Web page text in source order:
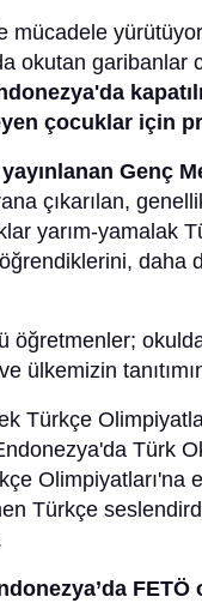
mücadele
okutan garibanlar
çocuklar için
Genç
çıkarılan,
yarım-yamalak
daha
öğretmenler;
ülkemizin
Türkçe
Türk
Olimpiyatları'na
Türkçe
FETÖ